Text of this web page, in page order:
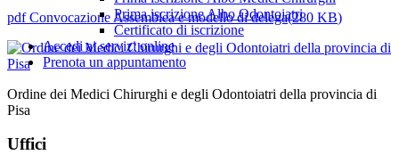
Prima iscrizione Albo Odontoiatri
Certificato di iscrizione
Accedi ai servizi online
Prenota un appuntamento
pdfConvocazione Assemblea e modello di delega(280 KB)
Ordine dei Medici Chirurghi e degli Odontoiatri della provincia di
Pisa
Uffici